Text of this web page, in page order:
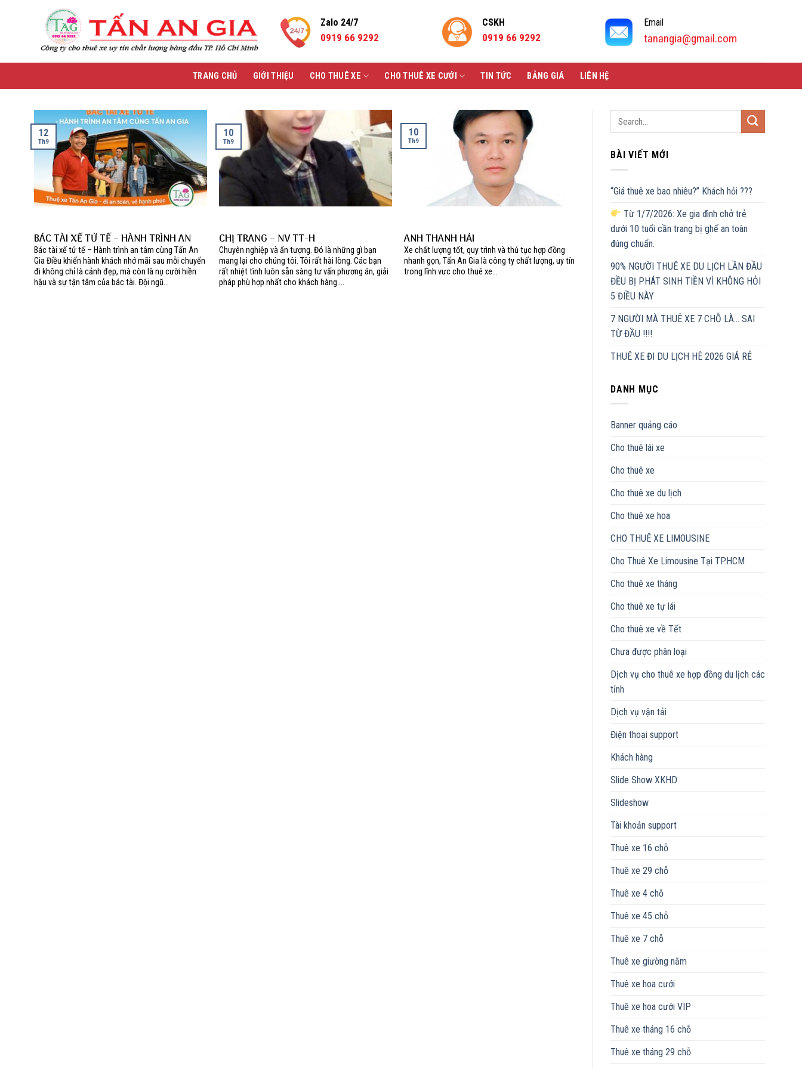
Zalo 24/7
0919 66 9292
CSKH
0919 66 9292
Email
tanangia@gmail.com
TRANG CHỦ GIỚI THIỆU CHO THUÊ XE CHO THUÊ XE CƯỚI TIN TỨC BẢNG GIÁ LIÊN HỆ
BÁC TÀI XẾ TỬ TẾ – HÀNH TRÌNH AN
TÂM CÙNG TẤN AN GIA
Bác tài xế tử tế – Hành trình an tâm cùng Tấn An
Gia Điều khiến hành khách nhớ mãi sau mỗi chuyến
đi không chỉ là cảnh đẹp, mà còn là nụ cười hiền
hậu và sự tận tâm của bác tài. Đội ngũ...
12
Th9
CHỊ TRANG – NV TT-H
Chuyên nghiệp và ấn tượng. Đó là những gì bạn
mang lại cho chúng tôi. Tôi rất hài lòng. Các bạn
rất nhiệt tình luôn sẵn sàng tư vấn phương án, giải
pháp phù hợp nhất cho khách hàng....
10
Th9
ANH THANH HẢI
Xe chất lượng tốt, quy trình và thủ tục hợp đồng
nhanh gọn, Tấn An Gia là công ty chất lượng, uy tín
trong lĩnh vưc cho thuê xe...
10
Th9
BÀI VIẾT MỚI
“Giá thuê xe bao nhiêu?” Khách hỏi ???
Từ 1/7/2026: Xe gia đình chở trẻ
dưới 10 tuổi cần trang bị ghế an toàn
đúng chuẩn.
90% NGƯỜI THUÊ XE DU LỊCH LẦN ĐẦU
ĐỀU BỊ PHÁT SINH TIỀN VÌ KHÔNG HỎI
5 ĐIỀU NÀY
7 NGƯỜI MÀ THUÊ XE 7 CHỖ LÀ… SAI
TỪ ĐẦU !!!!
THUÊ XE ĐI DU LỊCH HÈ 2026 GIÁ RẺ
DANH MỤC
Banner quảng cáo
Cho thuê lái xe
Cho thuê xe
Cho thuê xe du lịch
Cho thuê xe hoa
CHO THUÊ XE LIMOUSINE
Cho Thuê Xe Limousine Tại TP.HCM
Cho thuê xe tháng
Cho thuê xe tự lái
Cho thuê xe về Tết
Chưa được phân loại
Dịch vụ cho thuê xe hợp đồng du lịch các
tỉnh
Dịch vụ vận tải
Điện thoại support
Khách hàng
Slide Show XKHD
Slideshow
Tài khoản support
Thuê xe 16 chỗ
Thuê xe 29 chỗ
Thuê xe 4 chỗ
Thuê xe 45 chỗ
Thuê xe 7 chỗ
Thuê xe giường nằm
Thuê xe hoa cưới
Thuê xe hoa cưới VIP
Thuê xe tháng 16 chỗ
Thuê xe tháng 29 chỗ